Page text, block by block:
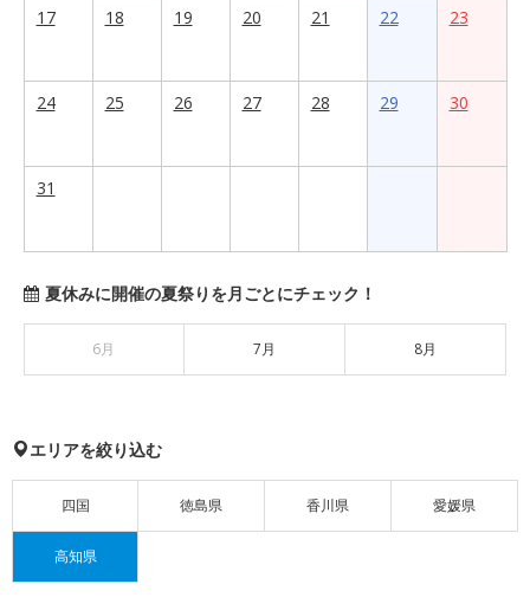
17
18 19 20 21 22 23
24 25 26 27 28 29 30
31
夏休みに開催の夏祭りを月ごとにチェック！
6月 7月 8月
エリアを絞り込む
四国 徳島県 香川県 愛媛県
高知県